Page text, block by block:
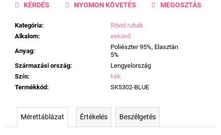
Kategória:
Rövid ruhák
Alkalom:
esküvő
Anyag:
Poliészter 95%, Elasztán
5%
Származási ország:
Lengyelország
Szín:
kék
Termékkód: SK5302-BLUE
KÉRDÉS NYOMON KÖVETÉS MEGOSZTÁS
Mérettáblázat Értékelés Beszélgetés